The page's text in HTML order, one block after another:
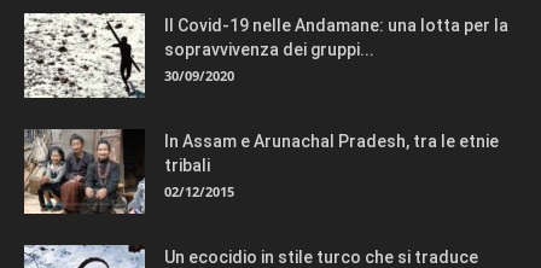
Il Covid-19 nelle Andamane: una lotta per la
sopravvivenza dei gruppi...
30/09/2020
In Assam e Arunachal Pradesh, tra le etnie
tribali
02/12/2015
Un ecocidio in stile turco che si traduce